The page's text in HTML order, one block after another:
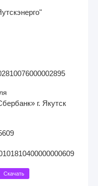
г. Якутск
Скачать